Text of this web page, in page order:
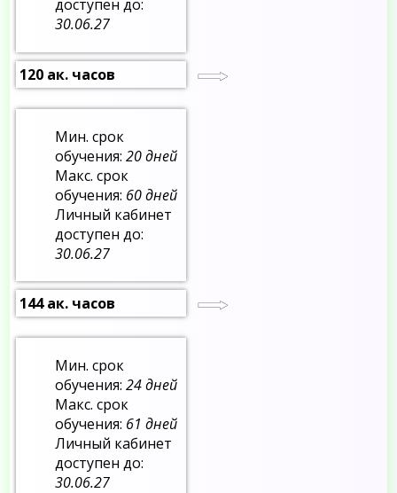
доступен до:
30.06.27
120 ак. часов
Мин. срок
обучения:20 дней
Макс. срок
обучения: 60 дней
Личный кабинет
доступен до:
30.06.27
144 ак. часов
Мин. срок
обучения:24 дней
Макс. срок
обучения: 61 дней
Личный кабинет
доступен до:
30.06.27